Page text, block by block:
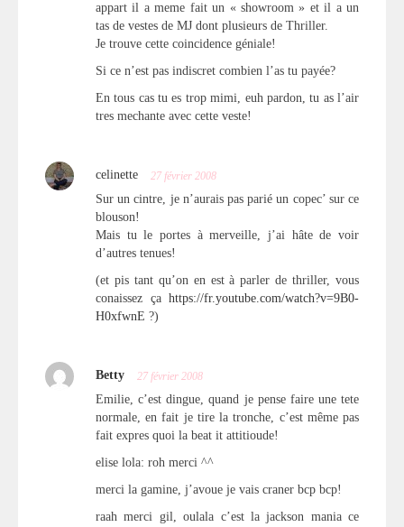
appart il a meme fait un « showroom » et il a un
tas de vestes de MJ dont plusieurs de Thriller.
Je trouve cette coincidence géniale!
Si ce n’est pas indiscret combien l’as tu payée?
En tous cas tu es trop mimi, euh pardon, tu as l’air
tres mechante avec cette veste!
celinette 27 février 2008
Sur un cintre, je n’aurais pas parié un copec’ sur ce
blouson!
Mais tu le portes à merveille, j’ai hâte de voir
d’autres tenues!
(et pis tant qu’on en est à parler de thriller, vous
conaissez ça https://fr.youtube.com/watch?v=9B0-
H0xfwnE ?)
Betty 27 février 2008
Emilie, c’est dingue, quand je pense faire une tete
normale, en fait je tire la tronche, c’est même pas
fait expres quoi la beat it attitioude!
elise lola: roh merci ^^
merci la gamine, j’avoue je vais craner bcp bcp!
raah merci gil, oulala c’est la jackson mania ce